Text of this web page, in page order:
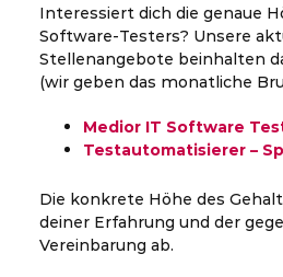
Interessiert dich die genaue
Software-Testers? Unsere
Stellenangebote beinhalten
(wir geben das monatliche
Medior IT Software
Testautomatisierer –
Die konkrete Höhe des
deiner Erfahrung und der
Vereinbarung ab.